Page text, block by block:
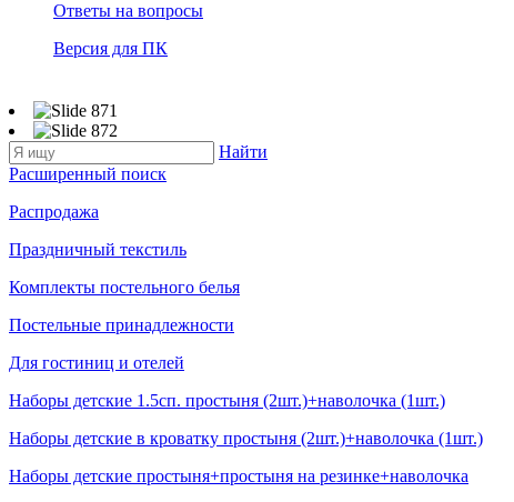
Ответы на вопросы
Версия для ПК
Найти
Расширенный поиск
Распродажа
Праздничный текстиль
Комплекты постельного белья
Постельные принадлежности
Для гостиниц и отелей
Наборы детские 1.5сп. простыня (2шт.)+наволочка (1шт.)
Наборы детские в кроватку простыня (2шт.)+наволочка (1шт.)
Наборы детские простыня+простыня на резинке+наволочка